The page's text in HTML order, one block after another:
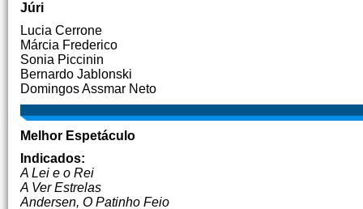
Júri
Lucia Cerrone
Márcia Frederico
Sonia Piccinin
Bernardo Jablonski
Domingos Assmar Neto
Melhor Espetáculo
Indicados:
A Lei e o Rei
A Ver Estrelas
Andersen, O Patinho Feio